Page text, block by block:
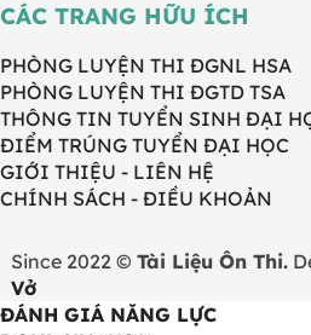
CÁC TRANG HỮU ÍCH
PHÒNG LUYỆN THI ĐGNL HSA
PHÒNG LUYỆN THI ĐGTD TSA
THÔNG TIN TUYỂN SINH ĐẠI
ĐIỂM TRÚNG TUYỂN ĐẠI HỌC
GIỚI THIỆU - LIÊN HỆ
CHÍNH SÁCH - ĐIỀU KHOẢN
Since 2022 © Tài Liệu Ôn Thi.
Vở
ĐÁNH GIÁ NĂNG LỰC